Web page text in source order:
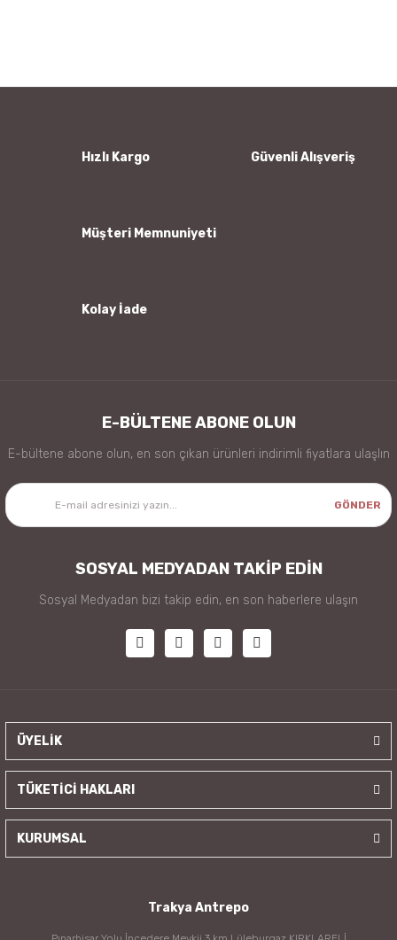
Ürün bilgilerinde hatalar bulunuyor.
Hızlı Kargo Güvenli Alışveriş
Müşteri Memnuniyeti
Kolay İade
E-BÜLTENE ABONE OLUN
E-bültene abone olun, en son çıkan ürünleri indirimli fiyatlara ulaşlın
GÖNDER
SOSYAL MEDYADAN TAKİP EDİN
Sosyal Medyadan bizi takip edin, en son haberlere ulaşın
ÜYELİK
TÜKETİCİ HAKLARI
KURUMSAL
Trakya Antrepo